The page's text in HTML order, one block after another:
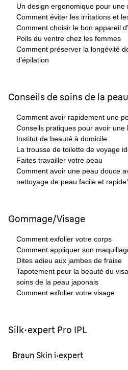
Un design ergonomique pour
Comment éviter les irritations et
Comment choisir le bon appareil
Poils du ventre chez les femmes
Comment préserver la longévité
d’épilation
Conseils de soins de la peau
Comment avoir rapidement une
Conseils pratiques pour avoir une
Institut de beauté à domicile
La trousse de toilette de voyage
Faites travailler votre peau
Comment avoir une peau douce
nettoyage de peau facile et
Gommage/Visage
Comment exfolier votre corps
Comment appliquer son
Dites adieu aux jambes de fraise
Tapotement pour la beauté du
soins de la peau japonais
Comment exfolier votre visage
Silk·expert Pro IPL
Braun Skin i·expert